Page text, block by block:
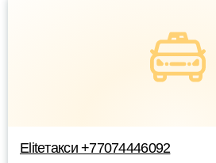
Eliteтакси +77074446092